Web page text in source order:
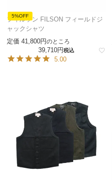
5%OFF
フィルソン FILSON フィールドジ
ャックシャツ
定価 41,800 のところ
39,710 税込
5.00